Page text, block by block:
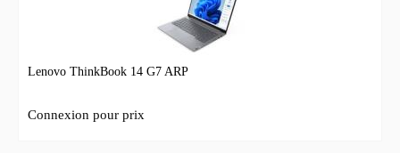
Lenovo ThinkBook 14 G7 ARP
Connexion pour prix